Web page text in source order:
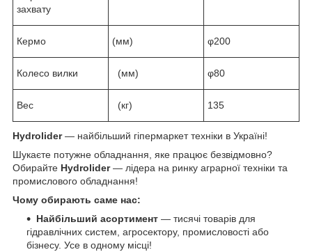
захвату
Кермо (мм) φ200
Колесо вилки (мм) φ80
Вес (кг) 135
Hydrolider— найбільший гіпермаркет техніки в Україні!
Шукаєте потужне обладнання, яке працює безвідмовно?
Обирайте Hydrolider— лідера на ринку аграрної техніки та
промислового обладнання!
Чому обирають саме нас:
Найбільший асортимент — тисячі товарів для
гідравлічних систем, агросектору, промисловості або
бізнесу. Усе в одному місці!